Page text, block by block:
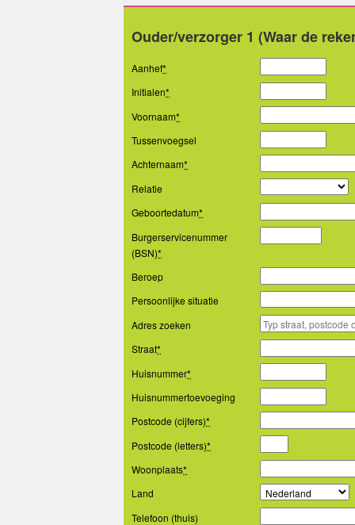
Ouder/verzorger 1 (Waar de
Aanhef*
Initialen*
Voornaam*
Tussenvoegsel
Achternaam*
Relatie
Geboortedatum*
Burgerservicenummer
(BSN)*
Beroep
Persoonlijke situatie
Adres zoeken
Straat*
Huisnummer*
Huisnummertoevoeging
Postcode (cijfers)*
Postcode (letters)*
Woonplaats*
Land
Telefoon (thuis)